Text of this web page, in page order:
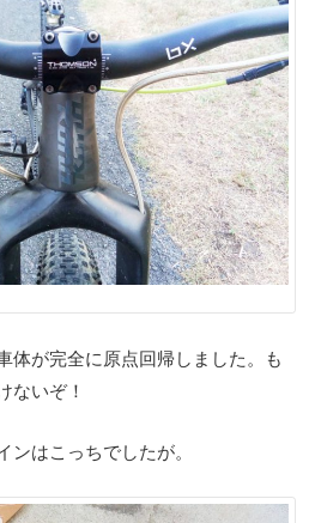
体が完全に原点回帰しました。も
ないぞ！
ンはこっちでしたが。